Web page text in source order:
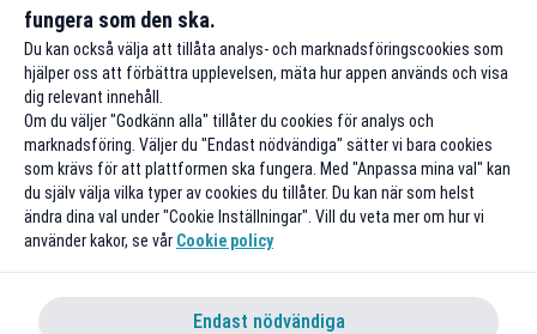
Till rabatten
fungera som den ska.
Du kan också välja att tillåta analys- och marknadsföringscookies som
hjälper oss att förbättra upplevelsen, mäta hur appen används och visa
dig relevant innehåll.
Om du väljer "Godkänn alla" tillåter du cookies för analys och
marknadsföring. Väljer du "Endast nödvändiga" sätter vi bara cookies
som krävs för att plattformen ska fungera. Med "Anpassa mina val" kan
du själv välja vilka typer av cookies du tillåter. Du kan när som helst
ändra dina val under "Cookie Inställningar". Vill du veta mer om hur vi
använder kakor, se vår Cookie policy
Endast nödvändiga